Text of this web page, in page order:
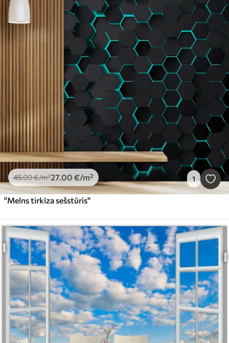
45.00€/m²27.00 €/m² 1
"Melns tirkīza sešstūris"